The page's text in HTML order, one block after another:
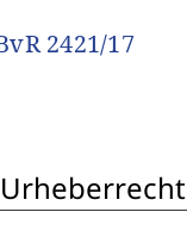
2421/17